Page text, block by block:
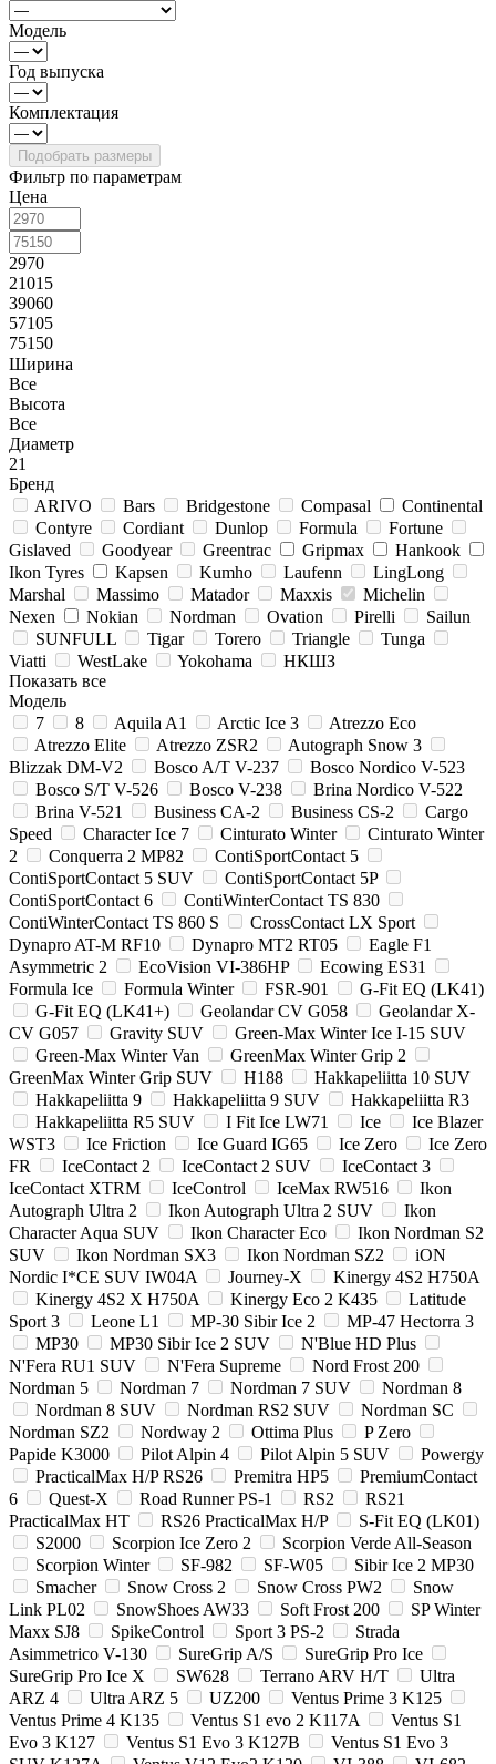
Модель
Год выпуска
Комплектация
Фильтр по параметрам
Цена
2970
21015
39060
57105
75150
Ширина
Все
Высота
Все
Диаметр
21
Бренд
ARIVO
Bars Bridgestone Compasal
Continental
Contyre
Cordiant Dunlop Formula
Fortune
Gislaved
Goodyear Greentrac Gripmax
Hankook
Ikon Tyres
Kapsen Kumho Laufenn
LingLong
Marshal
Massimo Matador Maxxis
Michelin
Nexen
Nokian Nordman Ovation Pirelli
Sailun
SUNFULL
Tigar Torero Triangle
Tunga
Viatti
WestLake Yokohama
НКШЗ
Показать все
Модель
7
8 Aquila A1 Arctic Ice 3
Atrezzo Eco
Atrezzo Elite
Atrezzo ZSR2
Autograph Snow 3
Blizzak DM-V2
Bosco A/T V-237
Bosco Nordico V-523
Bosco S/T V-526
Bosco V-238
Brina Nordico V-522
Brina V-521
Business CA-2 Business CS-2
Cargo
Speed
Character Ice 7 Cinturato Winter
Cinturato Winter
2
Conquerra 2 MP82
ContiSportContact 5
ContiSportContact 5 SUV
ContiSportContact 5P
ContiSportContact 6
ContiWinterContact TS 830
ContiWinterContact TS 860 S
CrossContact LX Sport
Dynapro AT-M RF10
Dynapro MT2 RT05
Eagle F1
Asymmetric 2
EcoVision VI-386HP
Ecowing ES31
Formula Ice
Formula Winter FSR-901
G-Fit EQ (LK41)
G-Fit EQ (LK41+)
Geolandar CV G058
Geolandar X-
CV G057
Gravity SUV
Green-Max Winter Ice I-15 SUV
Green-Max Winter Van
GreenMax Winter Grip 2
GreenMax Winter Grip SUV
H188
Hakkapeliitta 10 SUV
Hakkapeliitta 9
Hakkapeliitta 9 SUV
Hakkapeliitta R3
Hakkapeliitta R5 SUV
I Fit Ice LW71 Ice
Ice Blazer
WST3
Ice Friction Ice Guard IG65 Ice Zero
Ice Zero
FR
IceContact 2 IceContact 2 SUV
IceContact 3
IceContact XTRM
IceControl IceMax RW516
Ikon
Autograph Ultra 2
Ikon Autograph Ultra 2 SUV
Ikon
Character Aqua SUV
Ikon Character Eco
Ikon Nordman S2
SUV
Ikon Nordman SX3 Ikon Nordman SZ2
iON
Nordic I*CE SUV IW04A
Journey-X
Kinergy 4S2 H750A
Kinergy 4S2 X H750A
Kinergy Eco 2 K435
Latitude
Sport 3
Leone L1 MP-30 Sibir Ice 2
MP-47 Hectorra 3
MP30
MP30 Sibir Ice 2 SUV
N'Blue HD Plus
N'Fera RU1 SUV
N'Fera Supreme
Nord Frost 200
Nordman 5
Nordman 7 Nordman 7 SUV
Nordman 8
Nordman 8 SUV
Nordman RS2 SUV
Nordman SC
Nordman SZ2
Nordway 2 Ottima Plus
P Zero
Papide K3000
Pilot Alpin 4 Pilot Alpin 5 SUV
Powergy
PracticalMax H/P RS26
Premitra HP5
PremiumContact
6
Quest-X Road Runner PS-1 RS2
RS21
PracticalMax HT
RS26 PracticalMax H/P
S-Fit EQ (LK01)
S2000
Scorpion Ice Zero 2
Scorpion Verde All-Season
Scorpion Winter
SF-982 SF-W05
Sibir Ice 2 MP30
Smacher
Snow Cross 2 Snow Cross PW2
Snow
Link PL02
SnowShoes AW33 Soft Frost 200
SP Winter
Maxx SJ8
SpikeControl Sport 3 PS-2
Strada
Asimmetrico V-130
SureGrip A/S
SureGrip Pro Ice
SureGrip Pro Ice X
SW628 Terrano ARV H/T
Ultra
ARZ 4
Ultra ARZ 5 UZ200
Ventus Prime 3 K125
Ventus Prime 4 K135
Ventus S1 evo 2 K117A
Ventus S1
Evo 3 K127
Ventus S1 Evo 3 K127B
Ventus S1 Evo 3